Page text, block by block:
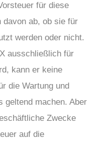
für diese
davon ab, ob sie für
werden oder nicht.
ausschließlich für
kann er keine
die Wartung und
geltend machen. Aber
Zwecke
auf die